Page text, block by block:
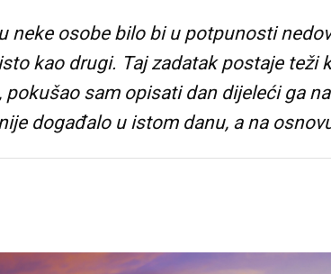
neke osobe bilo bi u potpunosti
kao drugi. Taj zadatak postaje teži
sam opisati dan dijeleći ga
događalo u istom danu, a na